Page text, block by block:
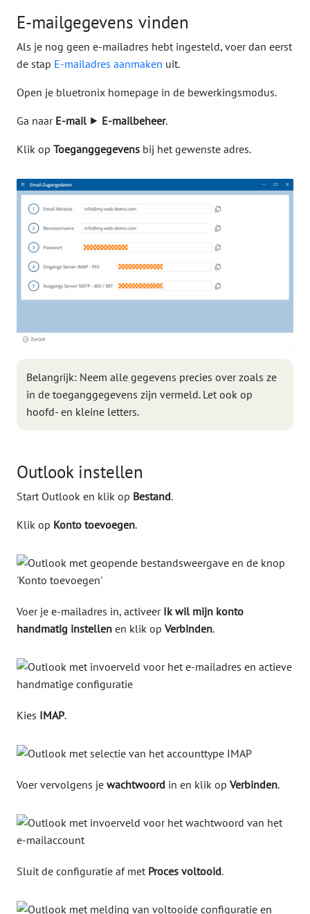
E-mailgegevens vinden
Als je nog geen e-mailadres hebt ingesteld, voer dan eerst
de stap E-mailadres aanmaken uit.
Open je bluetronix homepage in de bewerkingsmodus.
Ga naar E-mail⯈ E-mailbeheer.
Klik op Toeganggegevens bij het gewenste adres.
Belangrijk: Neem alle gegevens precies over zoals ze
in de toeganggegevens zijn vermeld. Let ook op
hoofd- en kleine letters.
Outlook instellen
Start Outlook en klik op Bestand.
Klik op Konto toevoegen.
Voer je e-mailadres in, activeer Ik wil mijn konto
handmatig instellen en klik op Verbinden.
Kies IMAP.
Voer vervolgens je wachtwoord in en klik op Verbinden.
Sluit de configuratie af met Proces voltooid.